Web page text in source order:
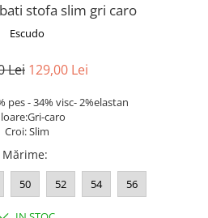
stofa slim gri caro
Escudo
Lei 129,00 Lei
pes - 34% visc- 2%elastan
caro
Croi: Slim
Mărime:
50 52 54 56